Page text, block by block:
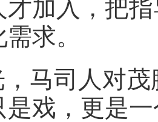
才加入，把
求。
马司人对
是戏，更是